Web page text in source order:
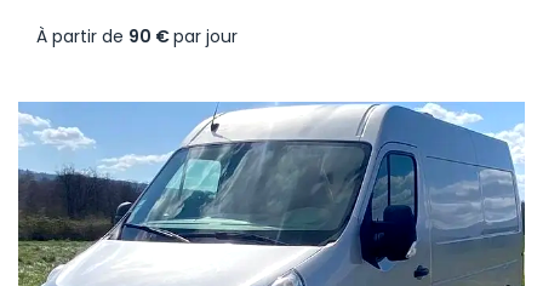
À partir de 90 €par jour